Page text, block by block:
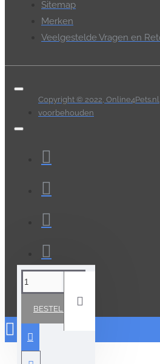
BESTELLEN
Sitemap
Merken
Veelgestelde Vragen en
Copyright © 2022,
voorbehouden